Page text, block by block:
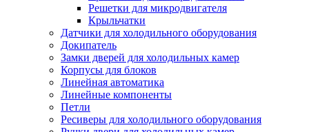
Решетки для микродвигателя
Крыльчатки
Датчики для холодильного оборудования
Докипатель
Замки дверей для холодильных камер
Корпусы для блоков
Линейная автоматика
Линейные компоненты
Петли
Ресиверы для холодильного оборудования